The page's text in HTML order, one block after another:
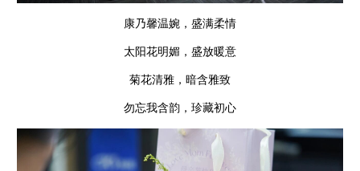
康乃馨温婉，盛满柔情
太阳花明媚，盛放暖意
菊花清雅，暗含雅致
勿忘我含韵，珍藏初心